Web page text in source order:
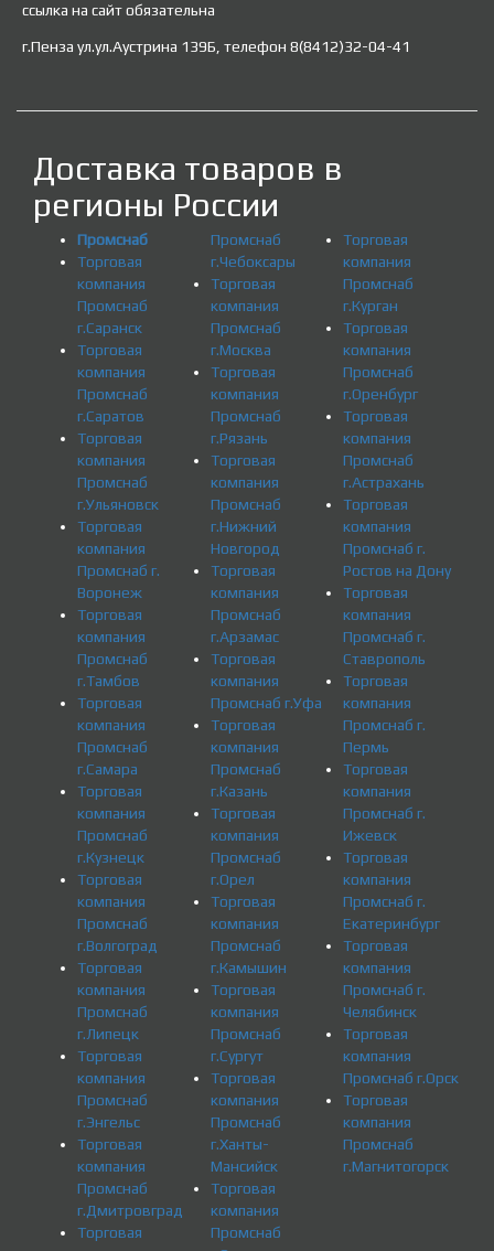
ссылка на сайт обязательна
г.Пенза ул.ул.Аустрина 139Б, телефон 8(8412)32-04-41
Доставка товаров в
регионы России
Промснаб
Торговая
компания
Промснаб
г.Саранск
Торговая
компания
Промснаб
г.Саратов
Торговая
компания
Промснаб
г.Ульяновск
Торговая
компания
Промснаб г.
Воронеж
Торговая
компания
Промснаб
г.Тамбов
Торговая
компания
Промснаб
г.Самара
Торговая
компания
Промснаб
г.Кузнецк
Торговая
компания
Промснаб
г.Волгоград
Торговая
компания
Промснаб
г.Липецк
Торговая
компания
Промснаб
г.Энгельс
Торговая
компания
Промснаб
г.Дмитровград
Торговая
Промснаб
г.Чебоксары
Торговая
компания
Промснаб
г.Москва
Торговая
компания
Промснаб
г.Рязань
Торговая
компания
Промснаб
г.Нижний
Новгород
Торговая
компания
Промснаб
г.Арзамас
Торговая
компания
Промснаб г.Уфа
Торговая
компания
Промснаб
г.Казань
Торговая
компания
Промснаб
г.Орел
Торговая
компания
Промснаб
г.Камышин
Торговая
компания
Промснаб
г.Сургут
Торговая
компания
Промснаб
г.Ханты-
Мансийск
Торговая
компания
Промснаб
Торговая
компания
Промснаб
г.Курган
Торговая
компания
Промснаб
г.Оренбург
Торговая
компания
Промснаб
г.Астрахань
Торговая
компания
Промснаб г.
Ростов на Дону
Торговая
компания
Промснаб г.
Ставрополь
Торговая
компания
Промснаб г.
Пермь
Торговая
компания
Промснаб г.
Ижевск
Торговая
компания
Промснаб г.
Екатеринбург
Торговая
компания
Промснаб г.
Челябинск
Торговая
компания
Промснаб г.Орск
Торговая
компания
Промснаб
г.Магнитогорск